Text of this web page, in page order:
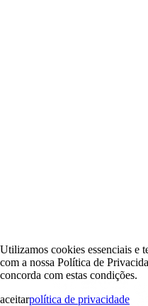
Utilizamos cookies essenciais e
com a nossa Política de
concorda com estas condições.
aceitarpolítica de privacidade